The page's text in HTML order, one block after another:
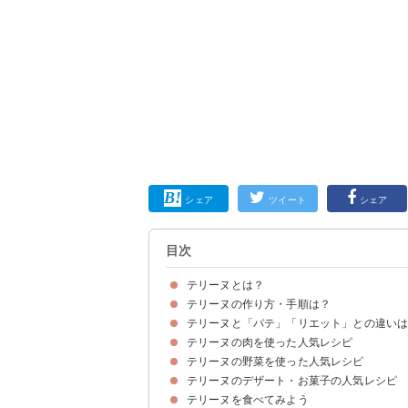
シェア ツイート シェア
目次
テリーヌとは？
テリーヌは日持ちするフランスの料理
テリーヌの意味・名前の由来
テリーヌの食べ方
テリーヌの作り方・手順は？
テリーヌと「パテ」「リエット」との違い
テリーヌと「パテ」の違い
テリーヌと「リエット」の違い
テリーヌの肉を使った人気レシピ
①簡単テリーヌ
②レンジでつくるチキンテリーヌ
テリーヌの野菜を使った人気レシピ
①野菜テリーヌ
②生麩と夏野菜の和風テリーヌ
テリーヌのデザート・お菓子の人気レシピ
①テリーヌショコラ
②ミックスベリーテリーヌ
テリーヌを食べてみよう